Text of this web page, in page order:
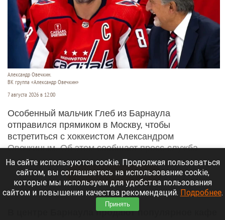
Александр Овечкин.
ВК группа «Александр Овечкин»
7 августа 2026 в 12:00
Особенный мальчик Глеб из Барнаула
отправился прямиком в Москву, чтобы
встретиться с хоккеистом Александром
Овечкиным. Об этом сообщает пресс-служба
проекта «Михутка».
Читать полностью
В центре Барнаула продают популярное кафе
На сайте используются cookie. Продолжая пользоваться
сайтом, вы соглашаетесь на использование cookie,
которые мы используем для удобства пользования
сайтом и повышения качества рекомендаций. Подробнее.
Принять